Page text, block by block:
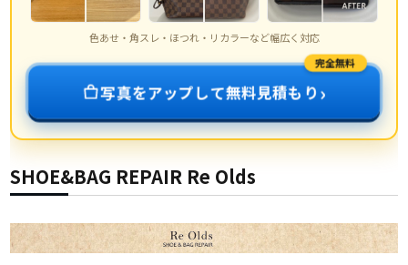
色あせ・角スレ・ほつれ・リカラーなど幅広く対応
完全無料
写真をアップして無料見積もり›
SHOE&BAG REPAIR Re Olds